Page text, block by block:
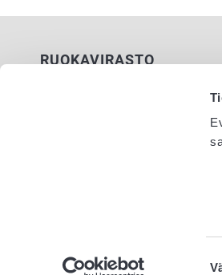
RUOKAVIRASTO
Evästeasetukset